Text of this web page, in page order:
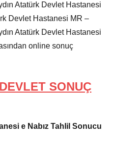
Atatürk Devlet Hastanesi
Devlet Hastanesi MR –
Atatürk Devlet Hastanesi
online sonuç
SONUÇ
e Nabız Tahlil Sonucu